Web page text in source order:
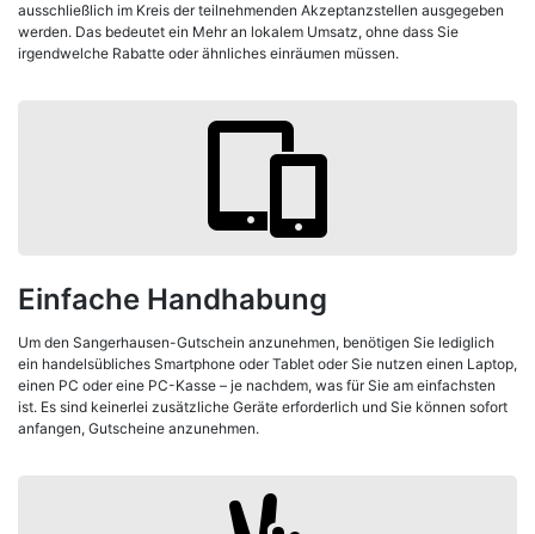
ausschließlich im Kreis der teilnehmenden Akzeptanzstellen ausgegeben
werden. Das bedeutet ein Mehr an lokalem Umsatz, ohne dass Sie
irgendwelche Rabatte oder ähnliches einräumen müssen.
Einfache Handhabung
Um den Sangerhausen-Gutschein anzunehmen, benötigen Sie lediglich
ein handelsübliches Smartphone oder Tablet oder Sie nutzen einen Laptop,
einen PC oder eine PC-Kasse – je nachdem, was für Sie am einfachsten
ist. Es sind keinerlei zusätzliche Geräte erforderlich und Sie können sofort
anfangen, Gutscheine anzunehmen.